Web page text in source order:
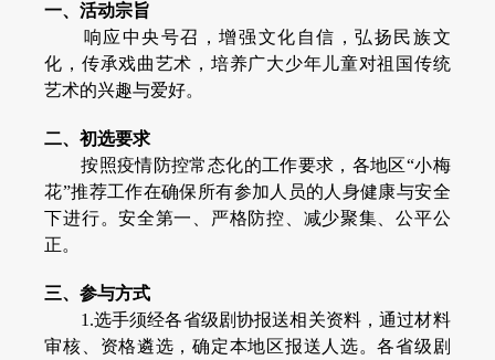
一、活动宗旨
响应中央号召，增强文化自信，弘扬民族文
化，传承戏曲艺术，培养广大少年儿童对祖国传统
艺术的兴趣与爱好。
二、初选要求
按照疫情防控常态化的工作要求，各地区“小梅
花”推荐工作在确保所有参加人员的人身健康与安全
下进行。安全第一、严格防控、减少聚集、公平公
正。
三、参与方式
1.选手须经各省级剧协报送相关资料，通过材料
审核、资格遴选，确定本地区报送人选。各省级剧